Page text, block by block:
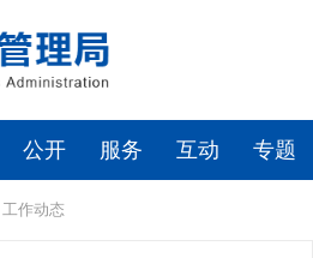
公开 服务 互动 专题
工作动态